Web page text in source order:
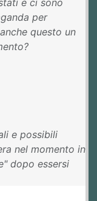
per
questo un
e possibili
nel momento in
dopo essersi